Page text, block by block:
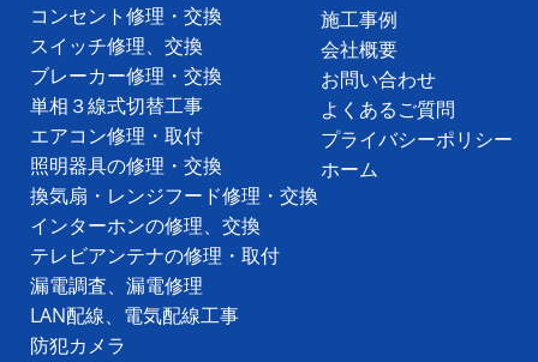
コンセント修理・交換
スイッチ修理、交換
ブレーカー修理・交換
単相３線式切替工事
エアコン修理・取付
照明器具の修理・交換
換気扇・レンジフード修理・交換
インターホンの修理、交換
テレビアンテナの修理・取付
漏電調査、漏電修理
LAN配線、電気配線工事
防犯カメラ
施工事例
会社概要
お問い合わせ
よくあるご質問
プライバシーポリシー
ホーム